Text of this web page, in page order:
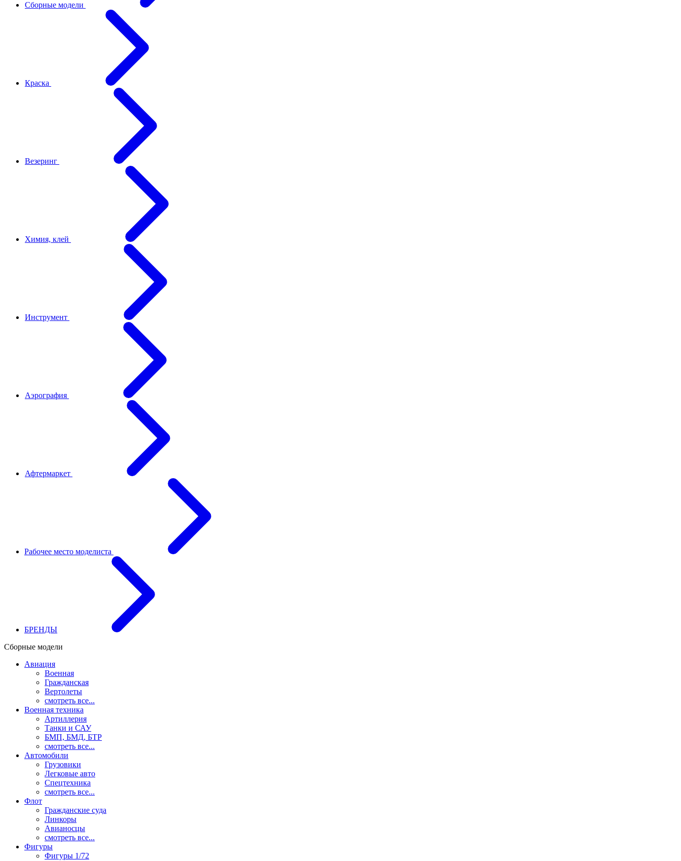
Сборные модели
Краска
Везеринг
Химия, клей
Инструмент
Аэрография
Афтермаркет
Рабочее место моделиста
БРЕНДЫ
Сборные модели
Авиация
Военная
Гражданская
Вертолеты
смотреть все...
Военная техника
Артиллерия
Танки и САУ
БМП, БМД, БТР
смотреть все...
Автомобили
Грузовики
Легковые авто
Спецтехника
смотреть все...
Флот
Гражданские суда
Линкоры
Авианосцы
смотреть все...
Фигуры
Фигуры 1/72